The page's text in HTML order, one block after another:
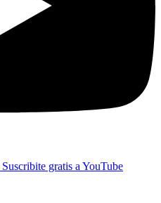
Suscribite gratis a YouTube